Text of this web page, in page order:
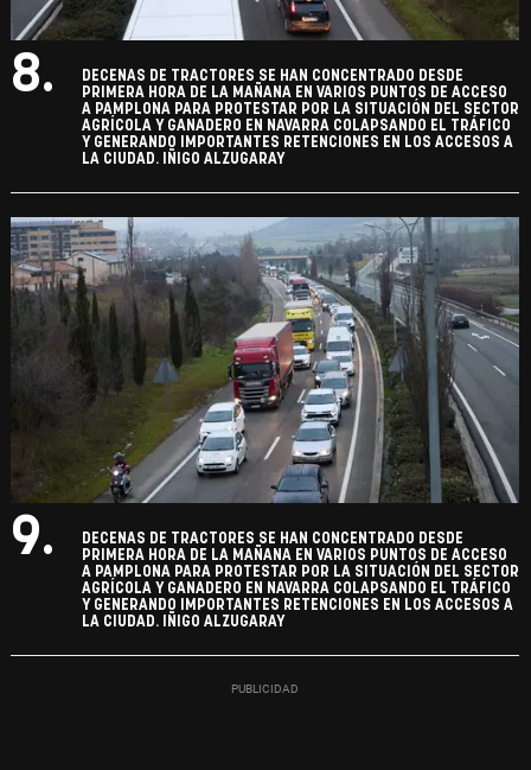
8.
DECENAS DE TRACTORES SE HAN CONCENTRADO DESDE
PRIMERA HORA DE LA MAÑANA EN VARIOS PUNTOS DE ACCESO
A PAMPLONA PARA PROTESTAR POR LA SITUACIÓN DEL SECTOR
AGRÍCOLA Y GANADERO EN NAVARRA COLAPSANDO EL TRÁFICO
Y GENERANDO IMPORTANTES RETENCIONES EN LOS ACCESOS A
LA CIUDAD. IÑIGO ALZUGARAY
9.
DECENAS DE TRACTORES SE HAN CONCENTRADO DESDE
PRIMERA HORA DE LA MAÑANA EN VARIOS PUNTOS DE ACCESO
A PAMPLONA PARA PROTESTAR POR LA SITUACIÓN DEL SECTOR
AGRÍCOLA Y GANADERO EN NAVARRA COLAPSANDO EL TRÁFICO
Y GENERANDO IMPORTANTES RETENCIONES EN LOS ACCESOS A
LA CIUDAD. IÑIGO ALZUGARAY